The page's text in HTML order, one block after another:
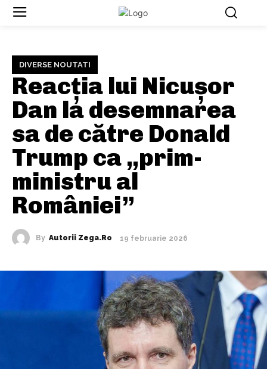
DIVERSE NOUTATI
Reacția lui Nicușor
Dan la desemnarea
sa de către Donald
Trump ca „prim-
ministru al
României”
By Autorii Zega.ro 19 februarie 2026